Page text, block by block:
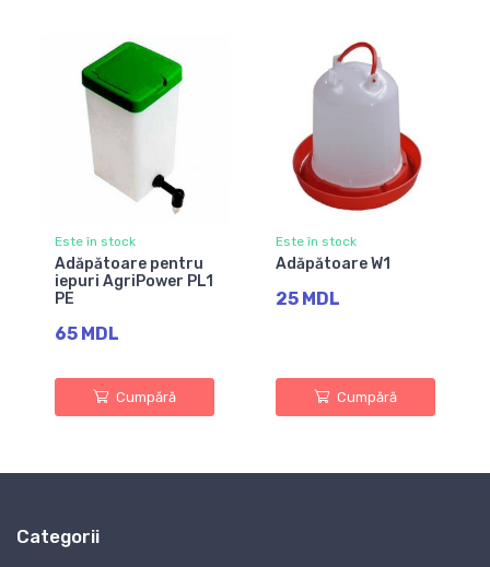
Este în stock
Adăpătoare pentru
iepuri AgriPower PL1
PE
65 MDL
Cumpără
Este în stock
Adăpătoare W1
25 MDL
Cumpără
Categorii